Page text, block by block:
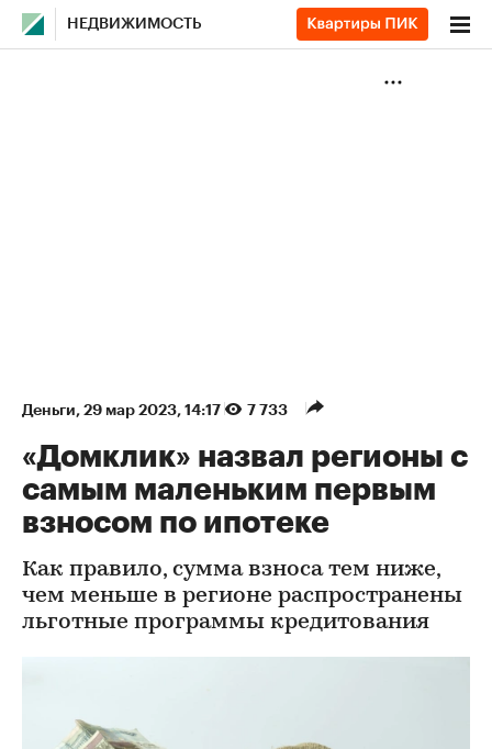
НЕДВИЖИМОСТЬ
Деньги⁠, 29 мар 2023, 14:17 7 733
«Домклик» назвал регионы с
самым маленьким первым
взносом по ипотеке
Как правило, сумма взноса тем ниже,
чем меньше в регионе распространены
льготные программы кредитования